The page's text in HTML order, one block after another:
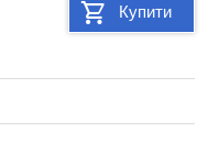
Купити